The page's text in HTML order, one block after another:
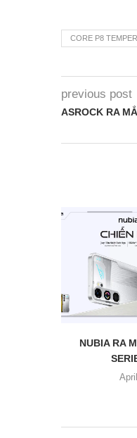
CORE P8
previous post
ASROCK RA
NUBIA RA